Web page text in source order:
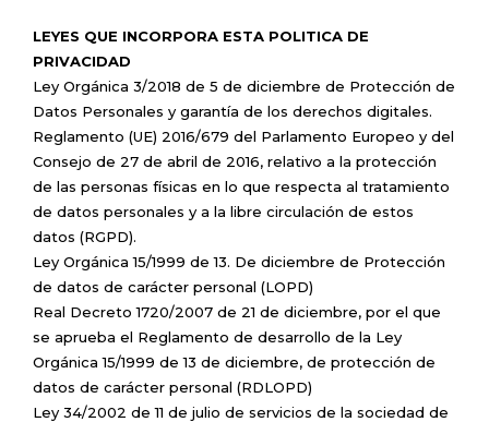
LEYES QUE INCORPORA ESTA POLITICA DE
PRIVACIDAD
Ley Orgánica 3/2018 de 5 de diciembre de Protección de
Datos Personales y garantía de los derechos digitales.
Reglamento (UE) 2016/679 del Parlamento Europeo y del
Consejo de 27 de abril de 2016, relativo a la protección
de las personas físicas en lo que respecta al tratamiento
de datos personales y a la libre circulación de estos
datos (RGPD).
Ley Orgánica 15/1999 de 13. De diciembre de Protección
de datos de carácter personal (LOPD)
Real Decreto 1720/2007 de 21 de diciembre, por el que
se aprueba el Reglamento de desarrollo de la Ley
Orgánica 15/1999 de 13 de diciembre, de protección de
datos de carácter personal (RDLOPD)
Ley 34/2002 de 11 de julio de servicios de la sociedad de